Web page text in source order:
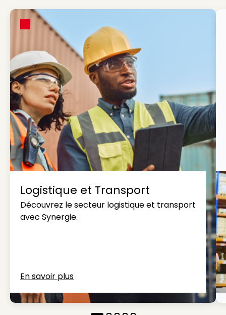
Logistique et Transport
Découvrez le secteur logistique et transport
avec Synergie.
En savoir plus